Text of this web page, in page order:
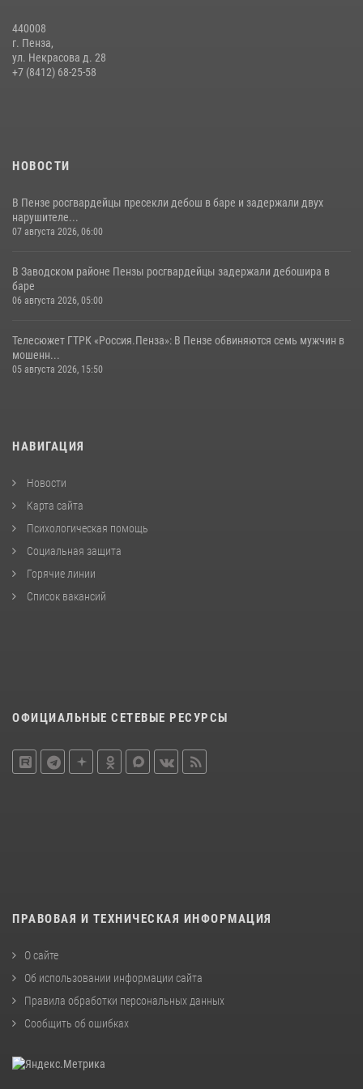
Начальник Управления Росгвардии по Пензенской области Павел
Пучков посетил 55-й Всероссийский Лермонтовский праздник
440008
г. Пенза,
ул. Некрасова д. 28
+7 (8412) 68-25-58
НОВОСТИ
В Пензе росгвардейцы пресекли дебош в баре и задержали двух
нарушителе...
07 августа 2026, 06:00
В Заводском районе Пензы росгвардейцы задержали дебошира в
баре
06 августа 2026, 05:00
Телесюжет ГТРК «Россия.Пенза»: В Пензе обвиняются семь мужчин в
мошенн...
05 августа 2026, 15:50
НАВИГАЦИЯ
Новости
Карта сайта
Психологическая помощь
Социальная защита
Горячие линии
Список вакансий
ОФИЦИАЛЬНЫЕ СЕТЕВЫЕ РЕСУРСЫ
ПРАВОВАЯ И ТЕХНИЧЕСКАЯ ИНФОРМАЦИЯ
О сайте
Об использовании информации сайта
Правила обработки персональных данных
Сообщить об ошибках